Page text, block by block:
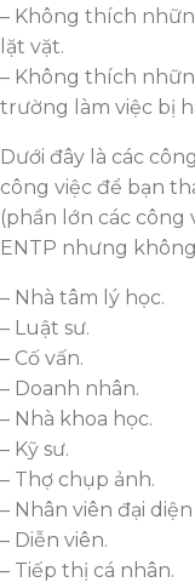
– Không thích
lặt vặt.
– Không thích
trường làm việc bị
Dưới đây là các
công việc để bạn
(phần lớn các công
ENTP nhưng
– Nhà tâm lý học.
– Luật sư.
– Cố vấn.
– Doanh nhân.
– Nhà khoa học.
– Kỹ sư.
– Thợ chụp ảnh.
– Nhân viên đại
– Diễn viên.
– Tiếp thị cá nhân.